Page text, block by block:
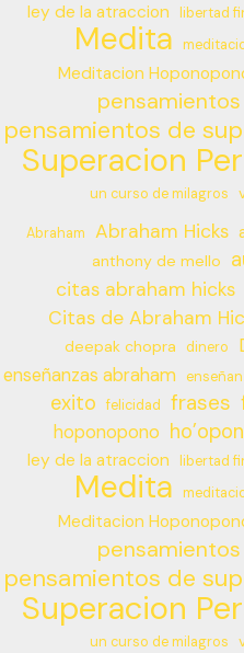
ley de la atraccion libertad
Medita
Meditacion
pensamientos de
Superacion
un curso de milagros
Abraham Abraham Hicks
anthony de mello
citas abraham hicks
Citas de Abraham
deepak chopra dinero
enseñanzas abraham
exito felicidad frases
hoponopono
ley de la atraccion libertad
Medita
Meditacion
pensamientos de
Superacion
un curso de milagros